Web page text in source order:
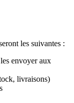
les suivantes :
envoyer aux
livraisons)